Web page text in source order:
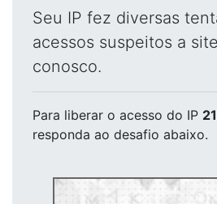
Seu IP fez diversas
acessos suspeitos a
conosco.
Para liberar o acesso do IP
responda ao desafio abaixo.